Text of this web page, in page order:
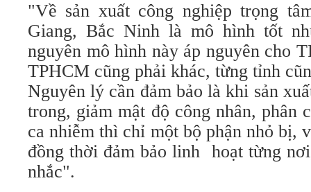
"Về sản xuất công nghiệp trọng
Giang, Bắc Ninh là mô hình tốt
nguyên mô hình này áp nguyên cho
TPHCM cũng phải khác, từng tỉnh
Nguyên lý cần đảm bảo là khi sản
trong, giảm mật độ công nhân, phân
ca nhiễm thì chỉ một bộ phận nhỏ bị,
đồng thời đảm bảo linh hoạt từng
nhắc".